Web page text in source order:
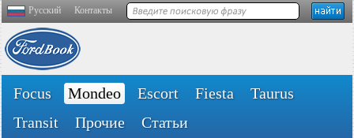
Русский Контакты
Focus Mondeo Escort Fiesta
Taurus
Transit
Прочие Статьи